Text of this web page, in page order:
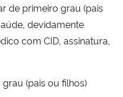
de primeiro grau (pais
devidamente
com CID, assinatura,
(pais ou filhos)